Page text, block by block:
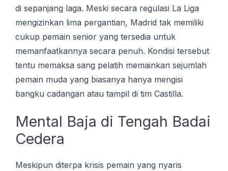
di sepanjang laga. Meski secara regulasi La Liga
mengizinkan lima pergantian, Madrid tak memiliki
cukup pemain senior yang tersedia untuk
memanfaatkannya secara penuh. Kondisi tersebut
tentu memaksa sang pelatih memainkan sejumlah
pemain muda yang biasanya hanya mengisi
bangku cadangan atau tampil di tim Castilla.
Mental Baja di Tengah Badai
Cedera
Meskipun diterpa krisis pemain yang nyaris